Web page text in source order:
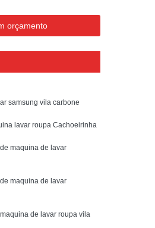
Geladeira
Electrolux
Geladeira
Refrigerador
Refrigerador
orçamento
samsung vila carbone
lavar roupa Cachoeirinha
maquina de lavar
maquina de lavar
de lavar roupa vila